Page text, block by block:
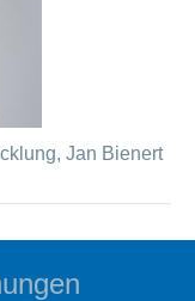
Jan Bienert